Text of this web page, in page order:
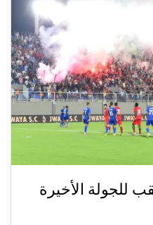
للجولة الأخيرة